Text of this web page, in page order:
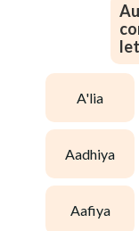
a'lia
aadhiya
aafiya